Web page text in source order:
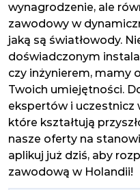
wynagrodzenie, ale
zawodowy w
jaką są światłowody.
doświadczonym
czy inżynierem, mamy
Twoich umiejętności.
ekspertów i uczestnicz
które kształtują
nasze oferty na
aplikuj już dziś, aby
zawodową w Holandii!